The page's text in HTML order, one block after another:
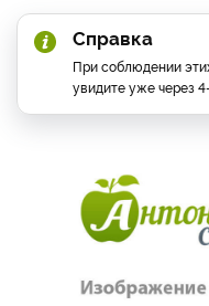
Справка
При соблюдении
увидите уже через